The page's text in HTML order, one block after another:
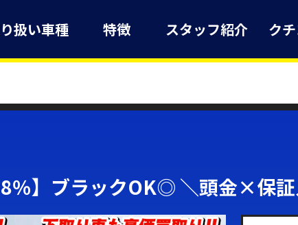
扱い車種 特徴 スタッフ紹介 ク
％】ブラックOK◎ ＼頭金×保証